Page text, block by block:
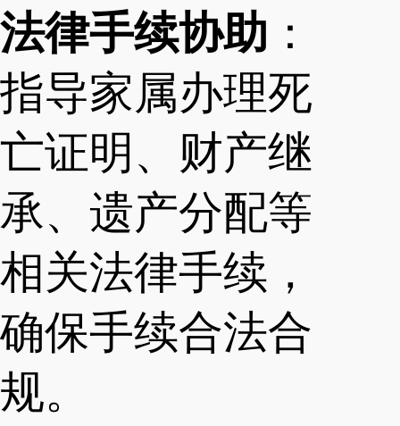
法律手续协助 ：
指导家属办理死
亡证明、财产继
承、遗产分配等
相关法律手续，
确保手续合法合
规。